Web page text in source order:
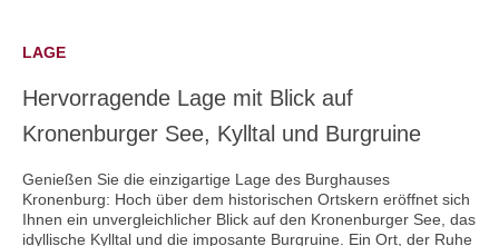
LAGE
Hervorragende Lage mit Blick auf
Kronenburger See, Kylltal und Burgruine
Genießen Sie die einzigartige Lage des Burghauses
Kronenburg: Hoch über dem historischen Ortskern eröffnet sich
Ihnen ein unvergleichlicher Blick auf den Kronenburger See, das
idyllische Kylltal und die imposante Burgruine. Ein Ort, der Ruhe